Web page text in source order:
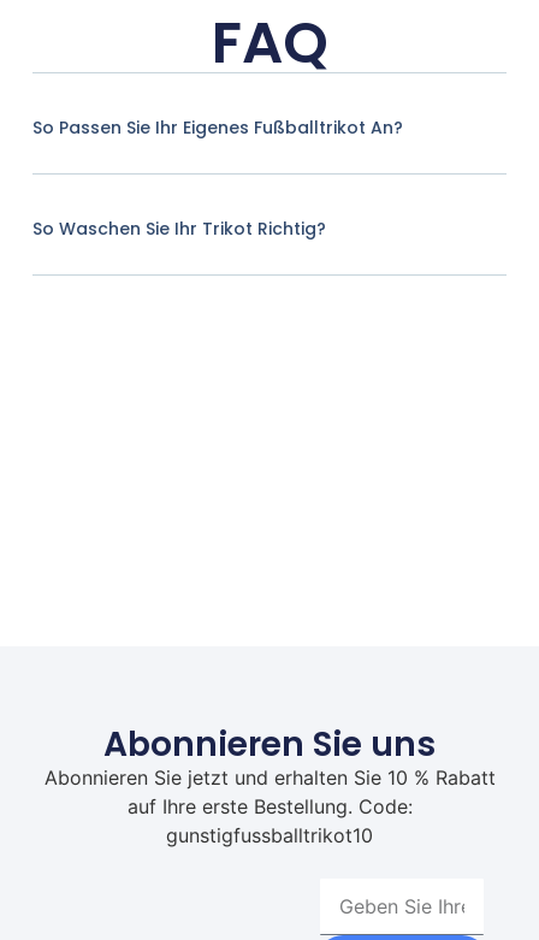
FAQ
So Passen Sie Ihr Eigenes Fußballtrikot An?
So Waschen Sie Ihr Trikot Richtig?
Abonnieren Sie uns
Abonnieren Sie jetzt und erhalten Sie 10 % Rabatt
auf Ihre erste Bestellung. Code:
gunstigfussballtrikot10